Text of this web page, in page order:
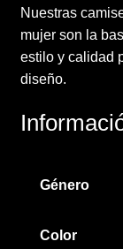
Nuestras
mujer son la
estilo y calidad
diseño.
Género
Color